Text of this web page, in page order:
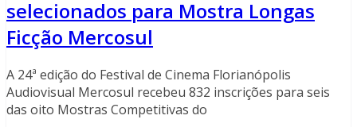
selecionados para Mostra Longas
Ficção Mercosul
A 24ª edição do Festival de Cinema Florianópolis
Audiovisual Mercosul recebeu 832 inscrições para seis
das oito Mostras Competitivas do